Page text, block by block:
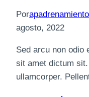
Por
agosto, 2022
Sed arcu non odio
sit amet dictum
ullamcorper.